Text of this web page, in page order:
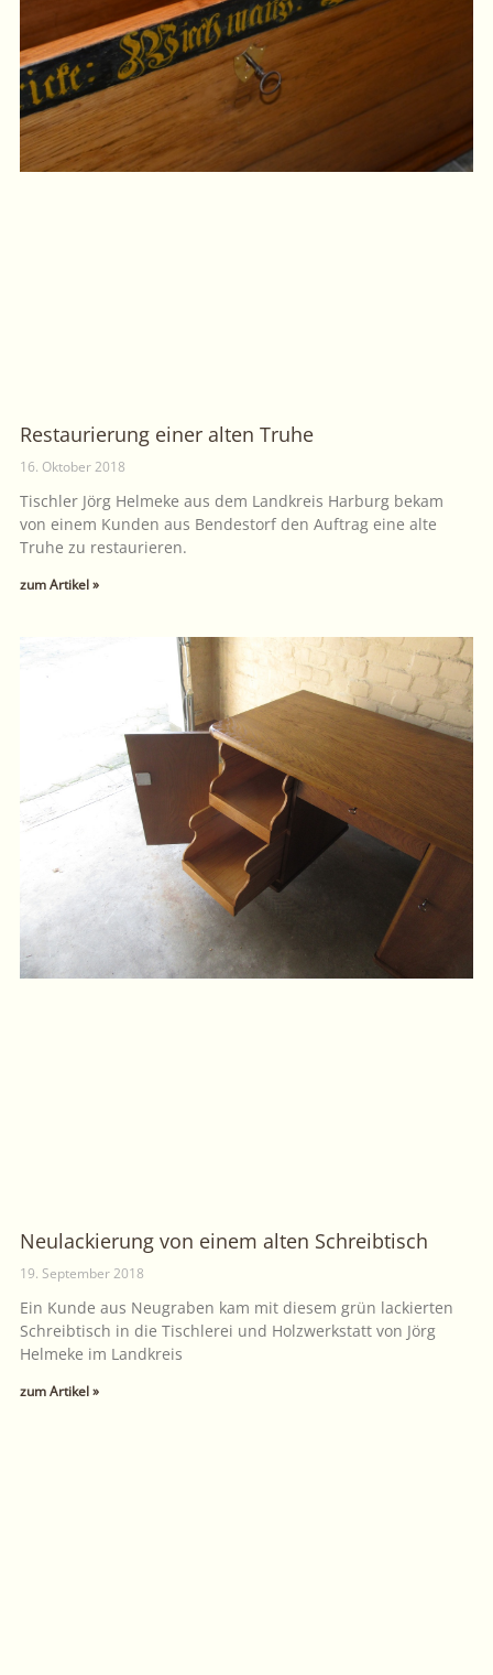
Restaurierung einer alten Truhe
16. Oktober 2018
Tischler Jörg Helmeke aus dem Landkreis Harburg bekam
von einem Kunden aus Bendestorf den Auftrag eine alte
Truhe zu restaurieren.
zum Artikel »
Neulackierung von einem alten Schreibtisch
19. September 2018
Ein Kunde aus Neugraben kam mit diesem grün lackierten
Schreibtisch in die Tischlerei und Holzwerkstatt von Jörg
Helmeke im Landkreis
zum Artikel »